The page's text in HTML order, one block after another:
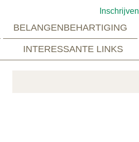
Inschrijven
BELANGENBEHARTIGING
INTERESSANTE LINKS